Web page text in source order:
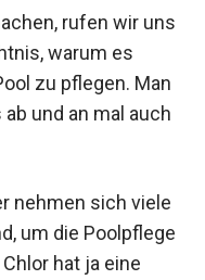
rufen wir uns
warum es
zu pflegen. Man
und an mal auch
nehmen sich viele
um die Poolpflege
hat ja eine